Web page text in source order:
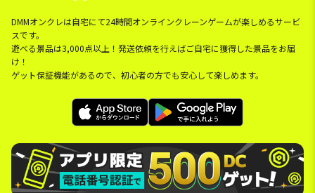
DMMオンクレは自宅にて24時間オンラインクレーンゲームが楽しめるサービ
スです。
遊べる景品は3,000点以上！発送依頼を行えばご自宅に獲得した景品をお届
け！
ゲット保証機能があるので、初心者の方でも安心して楽しめます。